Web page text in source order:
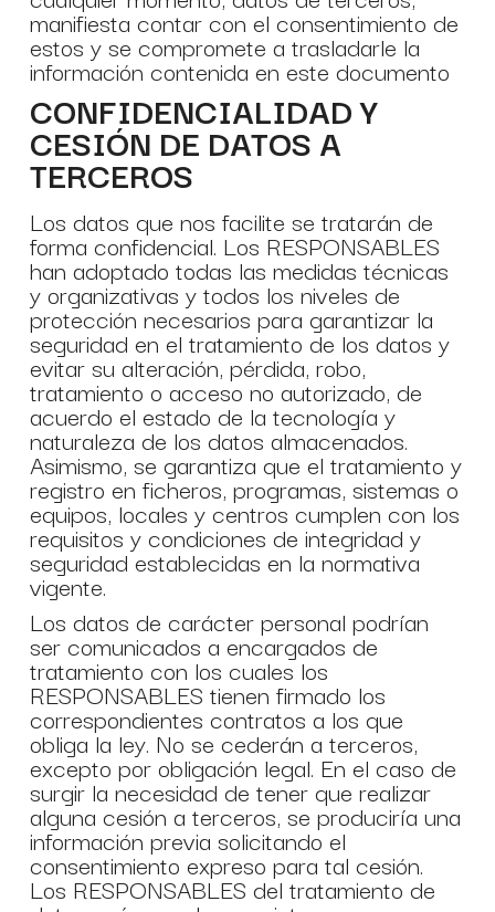
manifiesta contar con el consentimiento de
estos y se compromete a trasladarle la
información contenida en este documento
CONFIDENCIALIDAD Y
CESIÓN DE DATOS A
TERCEROS
Los datos que nos facilite se tratarán de
forma confidencial. Los RESPONSABLES
han adoptado todas las medidas técnicas
y organizativas y todos los niveles de
protección necesarios para garantizar la
seguridad en el tratamiento de los datos y
evitar su alteración, pérdida, robo,
tratamiento o acceso no autorizado, de
acuerdo el estado de la tecnología y
naturaleza de los datos almacenados.
Asimismo, se garantiza que el tratamiento y
registro en ficheros, programas, sistemas o
equipos, locales y centros cumplen con los
requisitos y condiciones de integridad y
seguridad establecidas en la normativa
vigente.
Los datos de carácter personal podrían
ser comunicados a encargados de
tratamiento con los cuales los
RESPONSABLES tienen firmado los
correspondientes contratos a los que
obliga la ley. No se cederán a terceros,
excepto por obligación legal. En el caso de
surgir la necesidad de tener que realizar
alguna cesión a terceros, se produciría una
información previa solicitando el
consentimiento expreso para tal cesión.
Los RESPONSABLES del tratamiento de